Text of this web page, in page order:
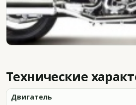
Технические
Двигатель